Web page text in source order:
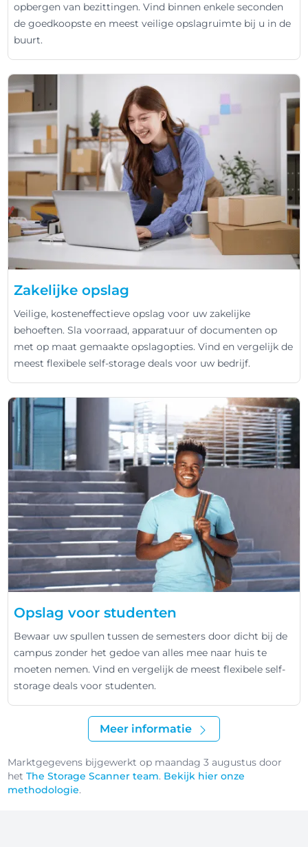
opbergen van bezittingen. Vind binnen enkele seconden
de goedkoopste en meest veilige opslagruimte bij u in de
buurt.
Zakelijke opslag
Veilige, kosteneffectieve opslag voor uw zakelijke
behoeften. Sla voorraad, apparatuur of documenten op
met op maat gemaakte opslagopties. Vind en vergelijk de
meest flexibele self-storage deals voor uw bedrijf.
Opslag voor studenten
Bewaar uw spullen tussen de semesters door dicht bij de
campus zonder het gedoe van alles mee naar huis te
moeten nemen. Vind en vergelijk de meest flexibele self-
storage deals voor studenten.
Meer informatie
Marktgegevens bijgewerkt op maandag 3 augustus door
hetThe Storage Scanner team. Bekijk hier onze
methodologie.